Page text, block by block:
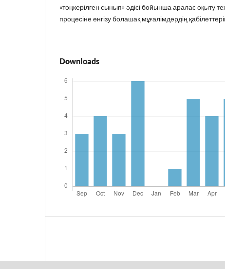
«төңкерілген сынып» әдісі бойынша аралас оқыту
процесіне енгізу болашақ мұғалімдердің
Downloads